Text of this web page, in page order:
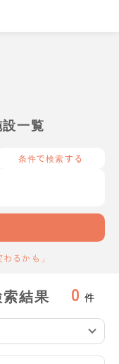
一覧
条件で検索する
るかも」
結果 0 件